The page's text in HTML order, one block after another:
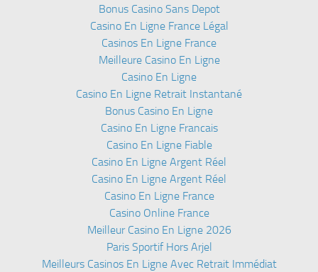
Bonus Casino Sans Depot
Casino En Ligne France Légal
Casinos En Ligne France
Meilleure Casino En Ligne
Casino En Ligne
Casino En Ligne Retrait Instantané
Bonus Casino En Ligne
Casino En Ligne Francais
Casino En Ligne Fiable
Casino En Ligne Argent Réel
Casino En Ligne Argent Réel
Casino En Ligne France
Casino Online France
Meilleur Casino En Ligne 2026
Paris Sportif Hors Arjel
Meilleurs Casinos En Ligne Avec Retrait Immédiat